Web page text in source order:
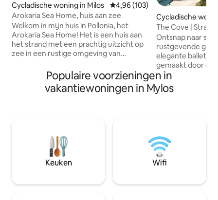
Cycladische woning in Milos Gemiddelde beoordeling van
4,96 (103)
Arokaria Sea Home, huis aan zee
Welkom in mijn huis in Pollonia, het
Arokaria Sea Home! Het is een huis aan
het strand met een prachtig uitzicht op
zee in een rustige omgeving van
strand en op 5 meter van het centrum
van het dorp. Dit is mijn huis, waar ik kan
ontspannen en hopen dat mijn gasten
uit om je de sfeer van mijn huis te
bieden en de spannende ervaring te
delen die is om in mijn geboortestad,
Pollonia, te wonen.
Cycladische
The Cove |
Ontsnap naar
rustgevende
elegante ballet
gemaakt door de
van onze familie
huis ligt op
het water en ligt
onze inzet voor
zorgt voor een
toevluchtsoord.
allure van het
Populaire voorzieningen in
vakantiewoningen in Mylos
Keuken Wifi